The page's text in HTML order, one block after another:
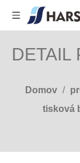
DETAIL
Domov /
tisková